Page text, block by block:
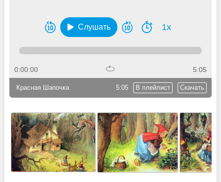
Слушать 1x
0:00:00 5:05
5:05 В плейлист Скачать
Красная Шапочка